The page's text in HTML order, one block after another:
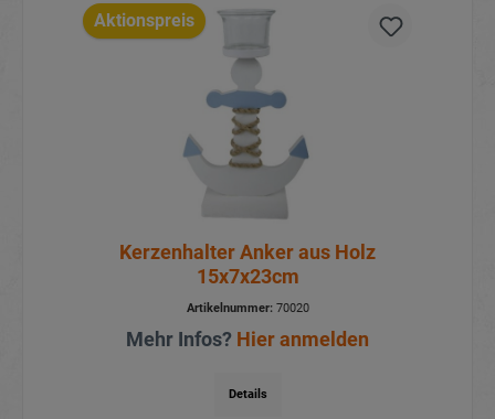
Aktionspreis
Kerzenhalter Anker aus Holz
15x7x23cm
Artikelnummer:70020
Mehr Infos? Hier anmelden
Details